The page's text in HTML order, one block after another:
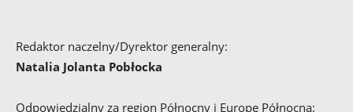
Redaktor naczelny/Dyrektor generalny:
Natalia Jolanta Pobłocka
Odpowiedzialny za region Północny i Europę Północną: